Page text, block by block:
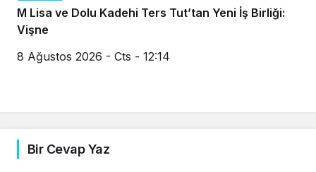
M Lisa ve Dolu Kadehi Ters Tut’tan Yeni İş Birliği:
Vişne
8 Ağustos 2026 - Cts - 12:14
Bir Cevap Yaz